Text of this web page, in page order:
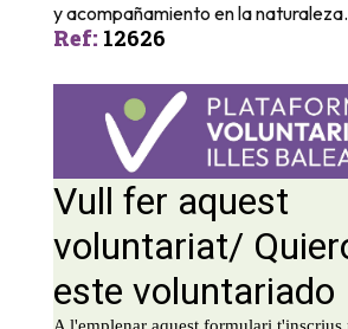
y acompañamiento en la naturaleza.
Ref: 12626